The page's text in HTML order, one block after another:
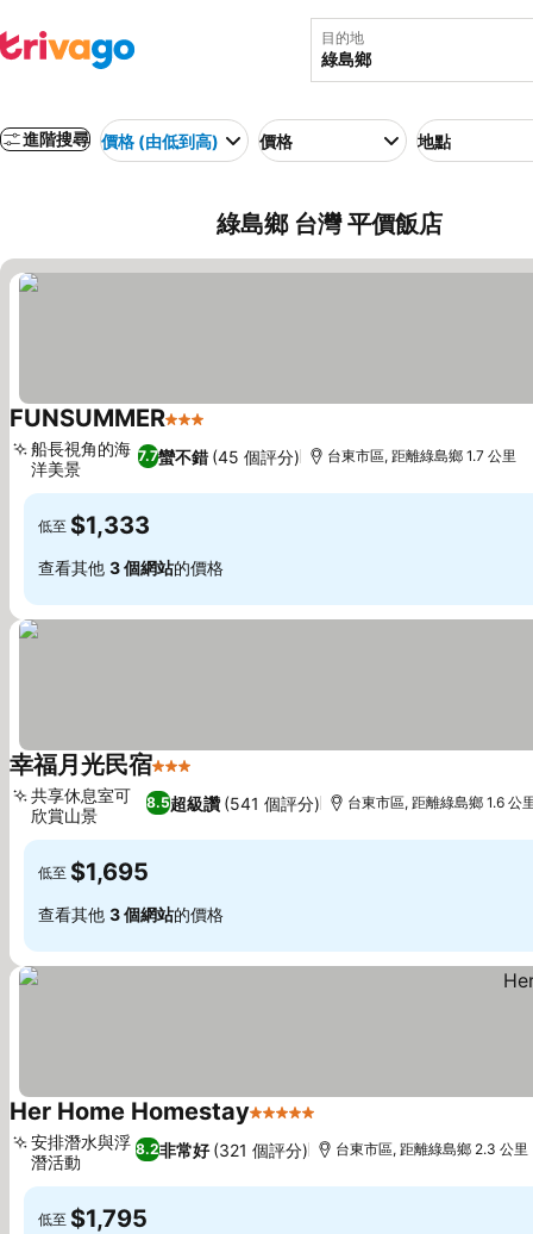
目的地
進階搜尋 價格 (由低到高) 價格 地點
綠島鄉 台灣 平價飯店
FUNSUMMER3 星級
7.7蠻不錯 (45 個評分)
船長視角的海
洋美景
台東市區, 距離綠島鄉 1.7 公里
低至 $1,333
查看其他 3 個網站的價格
幸福月光民宿3 星級
8.5超級讚 (541 個評分)
共享休息室可
欣賞山景
台東市區, 距離綠島鄉 1.6 公
低至 $1,695
查看其他 3 個網站的價格
Her Home Homestay5 星級
8.2非常好 (321 個評分)
安排潛水與浮
潛活動
台東市區, 距離綠島鄉 2.3 公里
低至 $1,795